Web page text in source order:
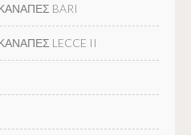
BARI
LECCE II